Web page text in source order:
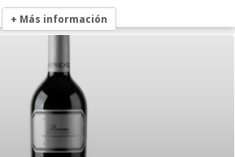
+ Más información